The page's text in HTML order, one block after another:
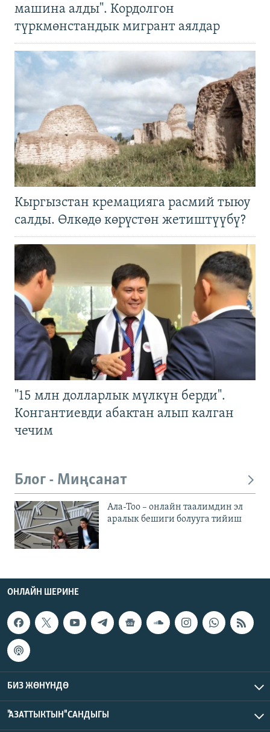
машина алды". Кордолгон
түркмөнстандык мигрант аялдар
Кыргызстан кремацияга расмий тыюу
салды. Өлкөдө көрүстөн жетиштүүбү?
"15 млн долларлык мүлкүн берди".
Конгантиевди абактан алып калган
чечим
Блог - Миңсанат
Ала-Тоо – онлайн таалимдин эл
аралык бешиги болууга тийиш
ОНЛАЙН ШЕРИНЕ
БИЗ ЖӨНҮНДӨ
"АЗАТТЫКТЫН" САНДЫГЫ